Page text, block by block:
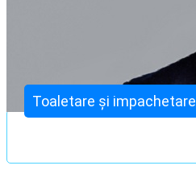
Toaletare și impachetare